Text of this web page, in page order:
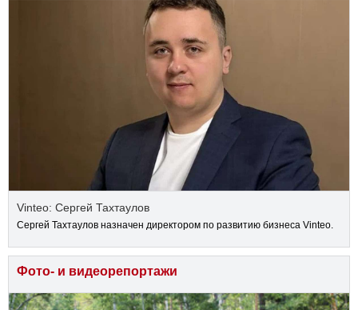
Vinteo: Сергей Тахтаулов
Сергей Тахтаулов назначен директором по развитию бизнеса Vinteo.
Фото- и видеорепортажи